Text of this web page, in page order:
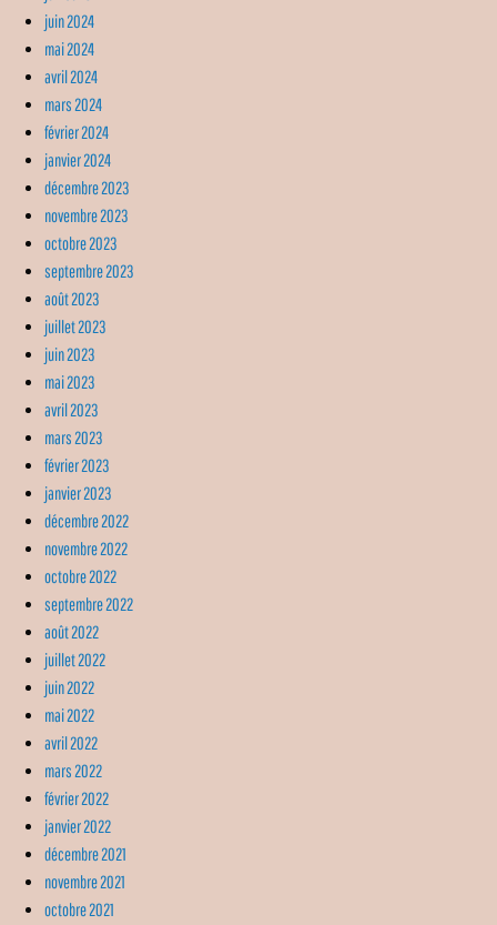
juin 2024
mai 2024
avril 2024
mars 2024
février 2024
janvier 2024
décembre 2023
novembre 2023
octobre 2023
septembre 2023
août 2023
juillet 2023
juin 2023
mai 2023
avril 2023
mars 2023
février 2023
janvier 2023
décembre 2022
novembre 2022
octobre 2022
septembre 2022
août 2022
juillet 2022
juin 2022
mai 2022
avril 2022
mars 2022
février 2022
janvier 2022
décembre 2021
novembre 2021
octobre 2021